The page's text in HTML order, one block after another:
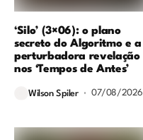
‘Silo’ (3×06): o plano
secreto do Algoritmo e a
perturbadora revelação
nos ‘Tempos de Antes’
Wilson Spiler 07/08/2026